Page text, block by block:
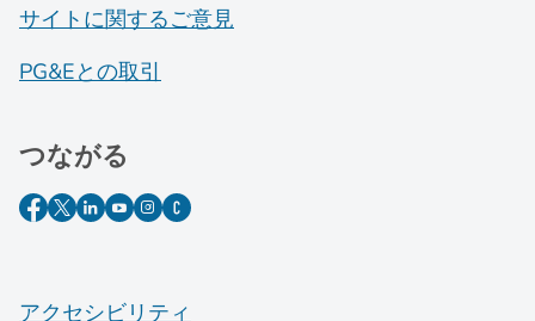
サイトに関するご意見
PG&Eとの取引
つながる
アクセシビリティ